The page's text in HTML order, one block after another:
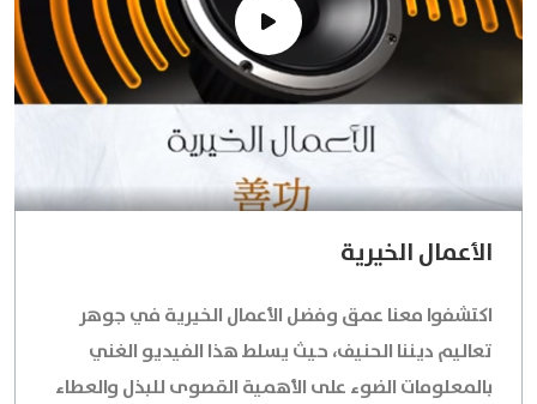
الأعمال الخيرية
اكتشفوا معنا عمق وفضلالأعمال الخيريةفي جوهر
تعاليم ديننا الحنيف، حيث يسلط هذا الفيديو الغني
بالمعلومات الضوء على الأهمية القصوى للبذل والعطاء